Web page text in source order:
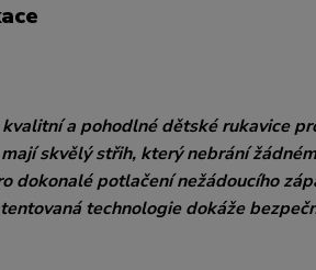
a pohodlné dětské rukavice
skvělý střih, který nebrání
dokonalé potlačení nežádoucího
technologie dokáže